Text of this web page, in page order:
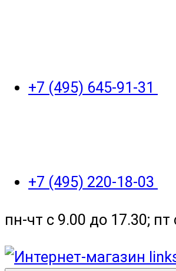
+7 (495) 645-91-31
+7 (495) 220-18-03
пн-чт с 9.00 до 17.30;